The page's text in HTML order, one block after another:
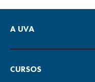
A UVA
CURSOS